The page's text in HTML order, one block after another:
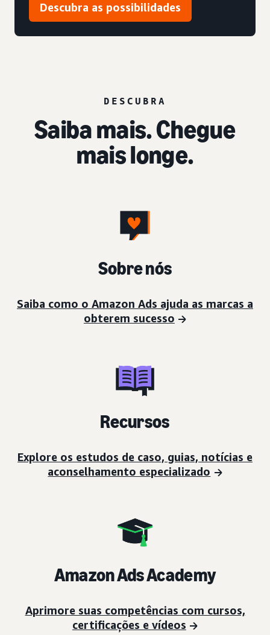
Descubra as possibilidades
DESCUBRA
Saiba mais. Chegue
mais longe.
Sobre nós
Saiba como o Amazon Ads ajuda as marcas a
obterem sucesso
Recursos
Explore os estudos de caso, guias, notícias e
aconselhamento especializado
Amazon Ads Academy
Aprimore suas competências com cursos,
certificações e vídeos